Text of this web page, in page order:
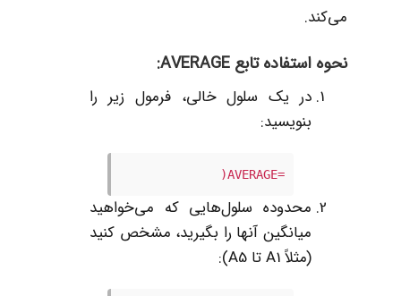
می‌کند.
نحوه استفاده تابع AVERAGE:
در یک سلول خالی، فرمول زیر را
بنویسید:
=AVERAGE(
محدوده سلول‌هایی که می‌خواهید
میانگین آنها را بگیرید، مشخص کنید
(مثلاً A1 تا A5):